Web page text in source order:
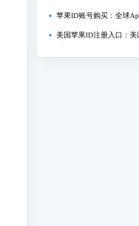
申请入口）
苹果ID账号购买：全球
购买指南！
美国苹果ID注册入口：美